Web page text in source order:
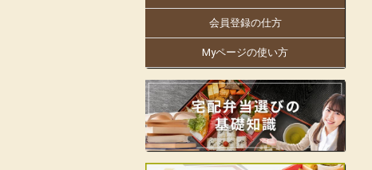
め込んでおります。
姫路駅の駅弁をはじめ、地域の仕出しやロ
ケ弁、様々なお集りのお弁当などを手掛け
ています。
ある老舗の味をお楽しみいただけます。
見た目も美しく楽しいお弁当をご提供し、
皆様の会合に彩りをお届けします。
店舗詳細ページはこちらから!
会員登録の仕方
Myページの使い方